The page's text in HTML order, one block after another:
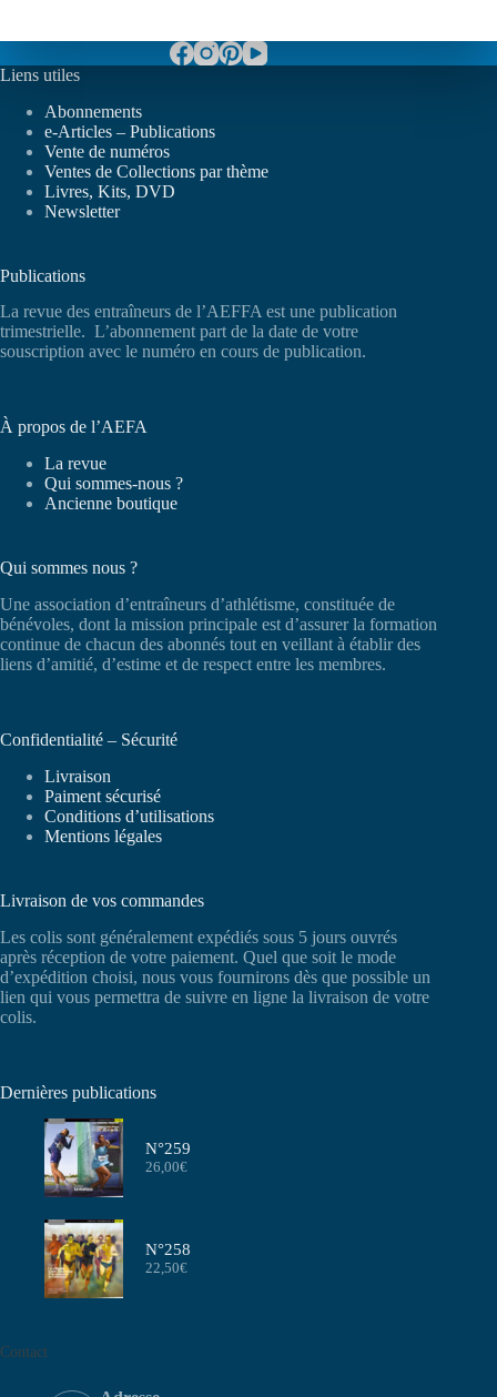
Liens utiles
Abonnements
e-Articles – Publications
Vente de numéros
Ventes de Collections par thème
Livres, Kits, DVD
Newsletter
Publications
La revue des entraîneurs de l’AEFFA est une publication
trimestrielle. L’abonnement part de la date de votre
souscription avec le numéro en cours de publication.
À propos de l’AEFA
La revue
Qui sommes-nous ?
Ancienne boutique
Qui sommes nous ?
Une association d’entraîneurs d’athlétisme, constituée de
bénévoles, dont la mission principale est d’assurer la formation
continue de chacun des abonnés tout en veillant à établir des
liens d’amitié, d’estime et de respect entre les membres.
Confidentialité – Sécurité
Livraison
Paiment sécurisé
Conditions d’utilisations
Mentions légales
Livraison de vos commandes
Les colis sont généralement expédiés sous 5 jours ouvrés
après réception de votre paiement. Quel que soit le mode
d’expédition choisi, nous vous fournirons dès que possible un
lien qui vous permettra de suivre en ligne la livraison de votre
colis.
Dernières publications
N°259
26,00€
N°258
22,50€
Contact